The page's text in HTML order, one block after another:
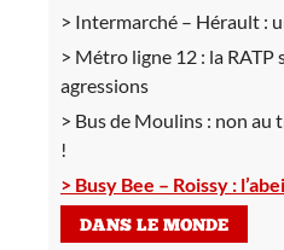
Intermarché – Hérault :
Métro ligne 12 : la RATP
agressions
Bus de Moulins : non au
!
Busy Bee – Roissy :
DANS LE MONDE